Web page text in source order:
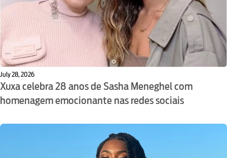
July 28, 2026
Xuxa celebra 28 anos de Sasha Meneghel com
homenagem emocionante nas redes sociais